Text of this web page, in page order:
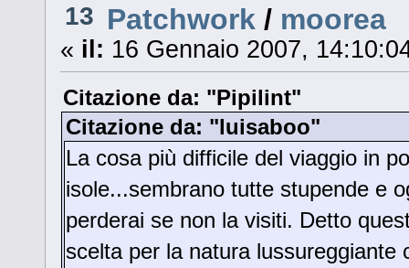
13 Patchwork / moorea
« il: 16 Gennaio 2007,
Citazione da: "Pipilint"
Citazione da: "luisaboo"
La cosa più difficile del viaggio in
isole...sembrano tutte stupende e
perderai se non la visiti. Detto
scelta per la natura